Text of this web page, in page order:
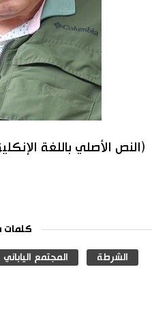
(النص الأصلي باللغة
كلمات
الشرطة المجتمع الياباني